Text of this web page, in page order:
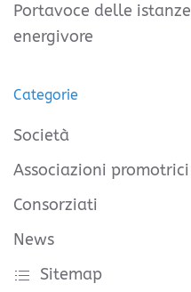
Portavoce delle
energivore
Categorie
Società
Associazioni promotrici
Consorziati
News
Sitemap